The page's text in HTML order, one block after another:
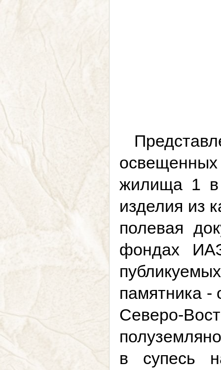
жилища 1 в
изделия из
полевая
фондах
памятника -
Северо-
в супесь